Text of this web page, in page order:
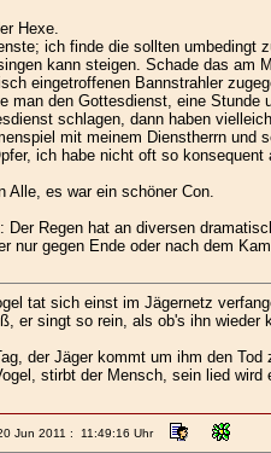
Hexe.
ich finde die sollten umbedingt
kann steigen. Schade das am
eingetroffenen Bannstrahler
man den Gottesdienst, eine Stunde
schlagen, dann haben
mit meinem Dienstherrn und
ich habe nicht oft so konsequent
Alle, es war ein schöner Con.
Der Regen hat an diversen
nur gegen Ende oder nach dem
tat sich einst im Jägernetz
er singt so rein, als ob's ihn wieder
der Jäger kommt um ihm den Tod
stirbt der Mensch, sein lied wird
Jun 2011 : 11:49:16 Uhr